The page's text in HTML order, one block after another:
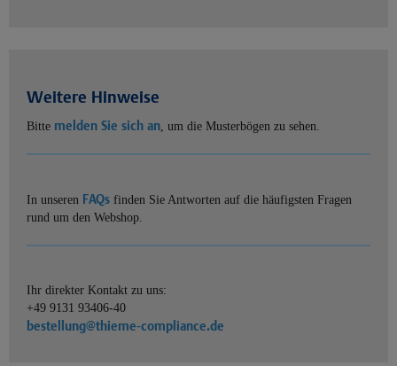
Weitere Hinweise
Bitte melden Sie sich an, um die Musterbögen zu sehen.
In unseren FAQs finden Sie Antworten auf die häufigsten Fragen
rund um den Webshop.
Ihr direkter Kontakt zu uns:
+49 9131 93406-40
bestellung@thieme-compliance.de